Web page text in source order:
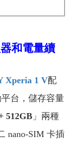
和電量續
Xperia 1 V配
平台，儲存容量
512GB 」兩種
nano-SIM 卡插